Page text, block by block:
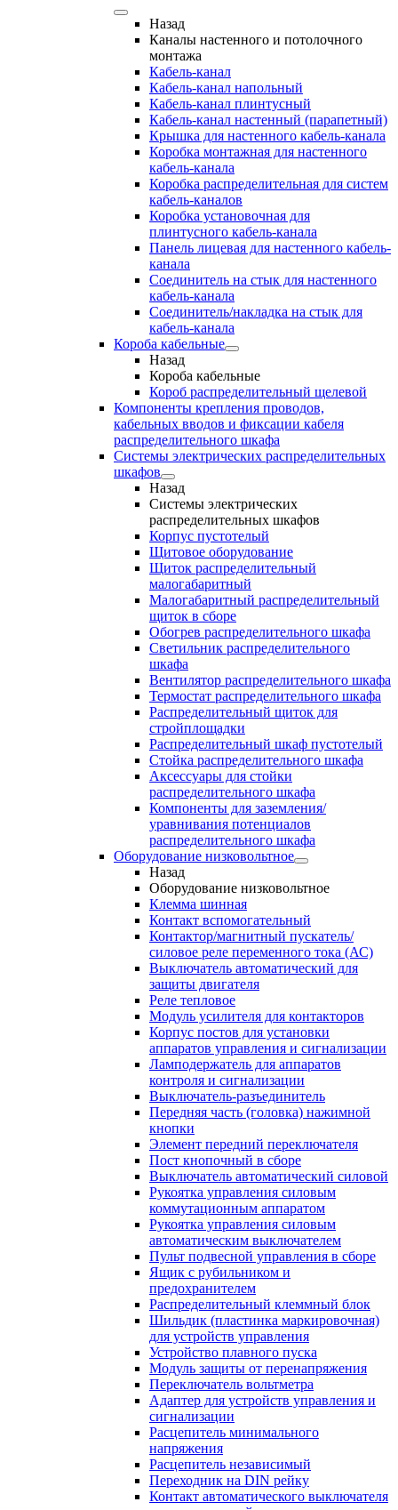
Назад
Каналы настенного и потолочного
монтажа
Кабель-канал
Кабель-канал напольный
Кабель-канал плинтусный
Кабель-канал настенный (парапетный)
Крышка для настенного кабель-канала
Коробка монтажная для настенного
кабель-канала
Коробка распределительная для систем
кабель-каналов
Коробка установочная для
плинтусного кабель-канала
Панель лицевая для настенного кабель-
канала
Соединитель на стык для настенного
кабель-канала
Соединитель/накладка на стык для
кабель-канала
Короба кабельные
Назад
Короба кабельные
Короб распределительный щелевой
Компоненты крепления проводов,
кабельных вводов и фиксации кабеля
распределительного шкафа
Системы электрических распределительных
шкафов
Назад
Системы электрических
распределительных шкафов
Корпус пустотелый
Щитовое оборудование
Щиток распределительный
малогабаритный
Малогабаритный распределительный
щиток в сборе
Обогрев распределительного шкафа
Светильник распределительного
шкафа
Вентилятор распределительного шкафа
Термостат распределительного шкафа
Распределительный щиток для
стройплощадки
Распределительный шкаф пустотелый
Стойка распределительного шкафа
Аксессуары для стойки
распределительного шкафа
Компоненты для заземления/
уравнивания потенциалов
распределительного шкафа
Оборудование низковольтное
Назад
Оборудование низковольтное
Клемма шинная
Контакт вспомогательный
Контактор/магнитный пускатель/
силовое реле переменного тока (АС)
Выключатель автоматический для
защиты двигателя
Реле тепловое
Модуль усилителя для контакторов
Корпус постов для установки
аппаратов управления и сигнализации
Ламподержатель для аппаратов
контроля и сигнализации
Выключатель-разъединитель
Передняя часть (головка) нажимной
кнопки
Элемент передний переключателя
Пост кнопочный в сборе
Выключатель автоматический силовой
Рукоятка управления силовым
коммутационным аппаратом
Рукоятка управления силовым
автоматическим выключателем
Пульт подвесной управления в сборе
Ящик с рубильником и
предохранителем
Распределительный клеммный блок
Шильдик (пластинка маркировочная)
для устройств управления
Устройство плавного пуска
Модуль защиты от перенапряжения
Переключатель вольтметра
Адаптер для устройств управления и
сигнализации
Расцепитель минимального
напряжения
Расцепитель независимый
Переходник на DIN рейку
Контакт автоматического выключателя